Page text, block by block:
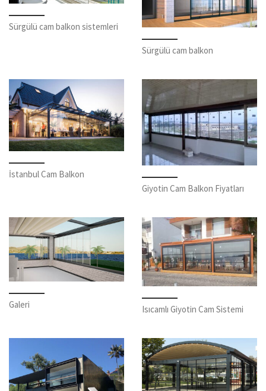
Sürgülü cam balkon sistemleri
Sürgülü cam balkon
İstanbul Cam Balkon
Giyotin Cam Balkon Fiyatları
Galeri Isıcamlı Giyotin Cam Sistemi